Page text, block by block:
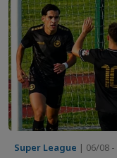
Super League | 06/08 -